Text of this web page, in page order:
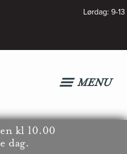
Lørdag: 9-13
MENU
kl 10.00
dag.